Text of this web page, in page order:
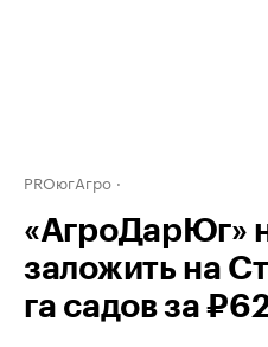
PROюгАгро
«АгроДарЮг»
заложить на
га садов за